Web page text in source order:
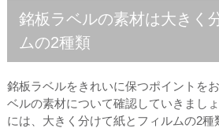
銘板ラベルの素材は大きく
ムの2種類
銘板ラベルをきれいに保つポイントを
ベルの素材について確認していきまし
には、大きく分けて紙とフィルムの2